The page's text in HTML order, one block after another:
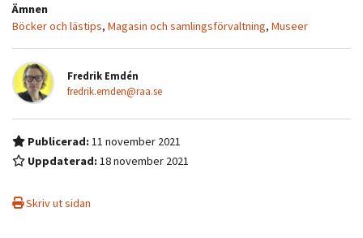
Ämnen
Böcker och lästips, Magasin och samlingsförvaltning, Museer
Fredrik Emdén
fredrik.emden@raa.se
Publicerad:11 november 2021
Uppdaterad:18 november 2021
Skriv ut sidan